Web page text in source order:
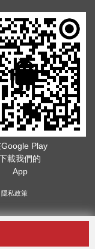
Play
載我們的
App
隱私政策